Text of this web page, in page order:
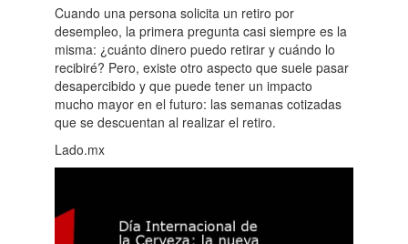
Cuando una persona solicita un retiro por
desempleo, la primera pregunta casi siempre es la
misma: ¿cuánto dinero puedo retirar y cuándo lo
recibiré? Pero, existe otro aspecto que suele pasar
desapercibido y que puede tener un impacto
mucho mayor en el futuro: las semanas cotizadas
que se descuentan al realizar el retiro.
Lado.mx